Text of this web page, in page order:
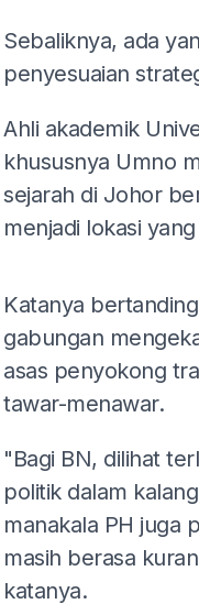
Sebaliknya, ada
penyesuaian
Ahli akademik
khususnya Umno
sejarah di Johor
menjadi lokasi
Katanya
gabungan
asas penyokong
tawar-menawar.
"Bagi BN, dilihat
politik dalam
manakala PH juga
masih berasa
katanya.